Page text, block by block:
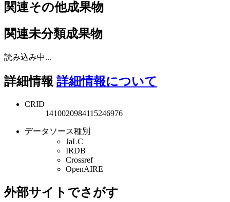
関連その他成果物
関連未分類成果物
読み込み中...
詳細情報 詳細情報について
CRID
1410020984115246976
データソース種別
JaLC
IRDB
Crossref
OpenAIRE
外部サイトでさがす